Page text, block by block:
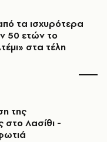
τα ισχυρότερα
50 ετών το
στα τέλη
της
στο Λασίθι -